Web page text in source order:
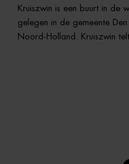
Kruiszwin is een buurt in de
gelegen in de gemeente Den
Noord- Holland. Kruiszwin telt